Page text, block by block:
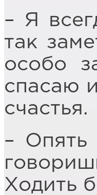
– Я
так
особо
спасаю
счастья.
– Опять
Ходить